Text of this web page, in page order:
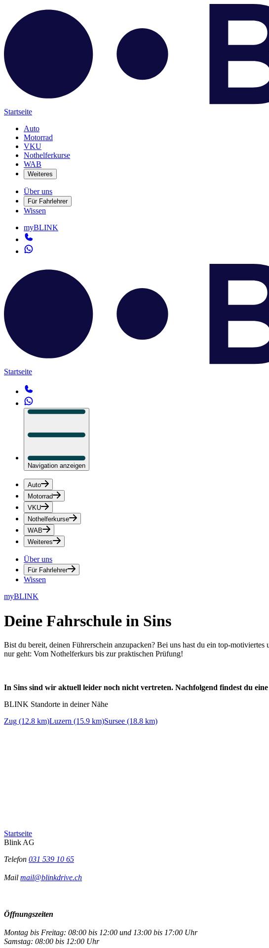
Startseite
Auto
Motorrad
VKU
Nothelferkurse
WAB
Weiteres
Über uns
Für Fahrlehrer
Wissen
myBLINK
Startseite
Navigation anzeigen
Auto
Motorrad
VKU
Nothelferkurse
WAB
Weiteres
Über uns
Für Fahrlehrer
Wissen
myBLINK
Deine Fahrschule in Sins
Bist du bereit, deinen Führerschein anzupacken? Bei uns hast du ein top-
nur geht: Vom Nothelferkurs bis zur praktischen Prüfung!
In Sins sind wir aktuell leider noch nicht vertreten. Nachfolgend findest du
BLINK Standorte in deiner Nähe
Zug (12.8 km)Luzern (15.9 km)Sursee (18.8 km)
Startseite
Blink AG
Telefon 031 539 10 65
Mail mail@blinkdrive.ch
Öffnungszeiten
Montag bis Freitag: 08:00 bis 12:00 und 13:00 bis 17:00 Uhr
Samstag: 08:00 bis 12:00 Uhr